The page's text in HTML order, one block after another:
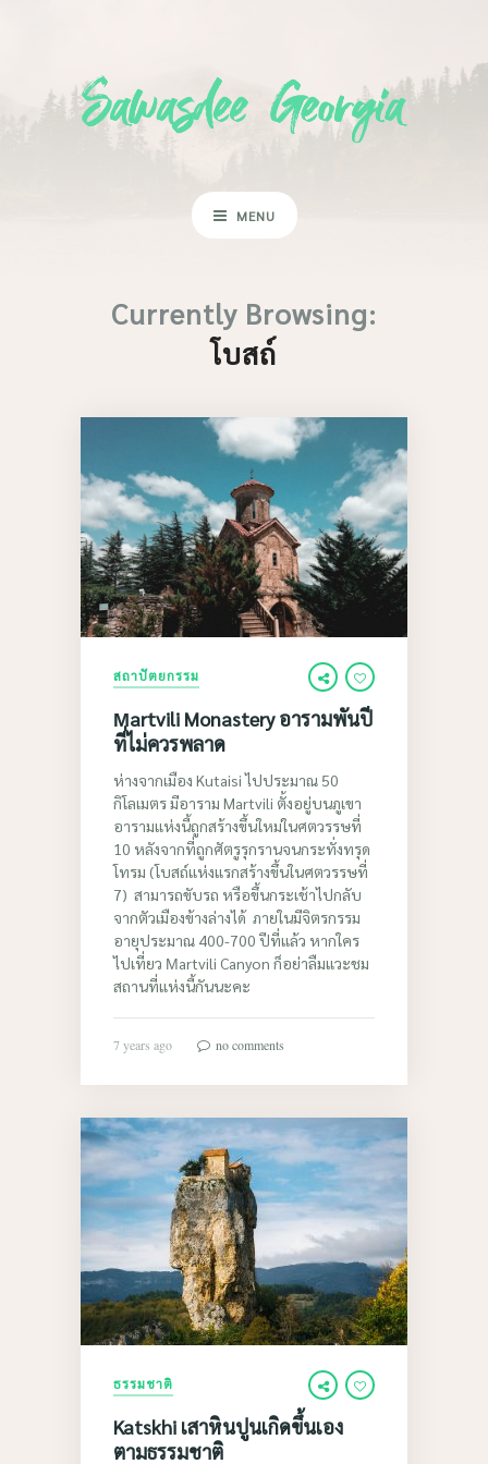
MENU
Currently Browsing:
โบสถ์
สถาปัตยกรรม
Мartvili Monastery อารามพันปี
ที่ไม่ควรพลาด
ห่างจากเมือง Kutaisi ไปประมาณ 50
กิโลเมตร มีอาราม Martvili ตั้งอยู่บนภูเขา
อารามแห่งนี้ถูกสร้างขึ้นใหม่ในศตวรรษที่
10 หลังจากที่ถูกศัตรูรุกรานจนกระทั่งทรุด
โทรม (โบสถ์แห่งแรกสร้างขึ้นในศตวรรษที่
7) สามารถขับรถ หรือขึ้นกระเช้าไปกลับ
จากตัวเมืองข้างล่างได้ ภายในมีจิตรกรรม
อายุประมาณ 400-700 ปีที่แล้ว หากใคร
ไปเที่ยว Мartvili Canyon ก็อย่าลืมแวะชม
สถานที่แห่งนี้กันนะคะ
7 years ago no comments
ธรรมชาติ
Katskhi เสาหินปูนเกิดขึ้นเอง
ตามธรรมชาติ